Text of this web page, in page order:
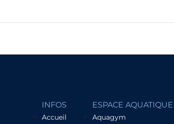
INFOS
Accueil
ESPACE AQUATIQUE
Aquagym